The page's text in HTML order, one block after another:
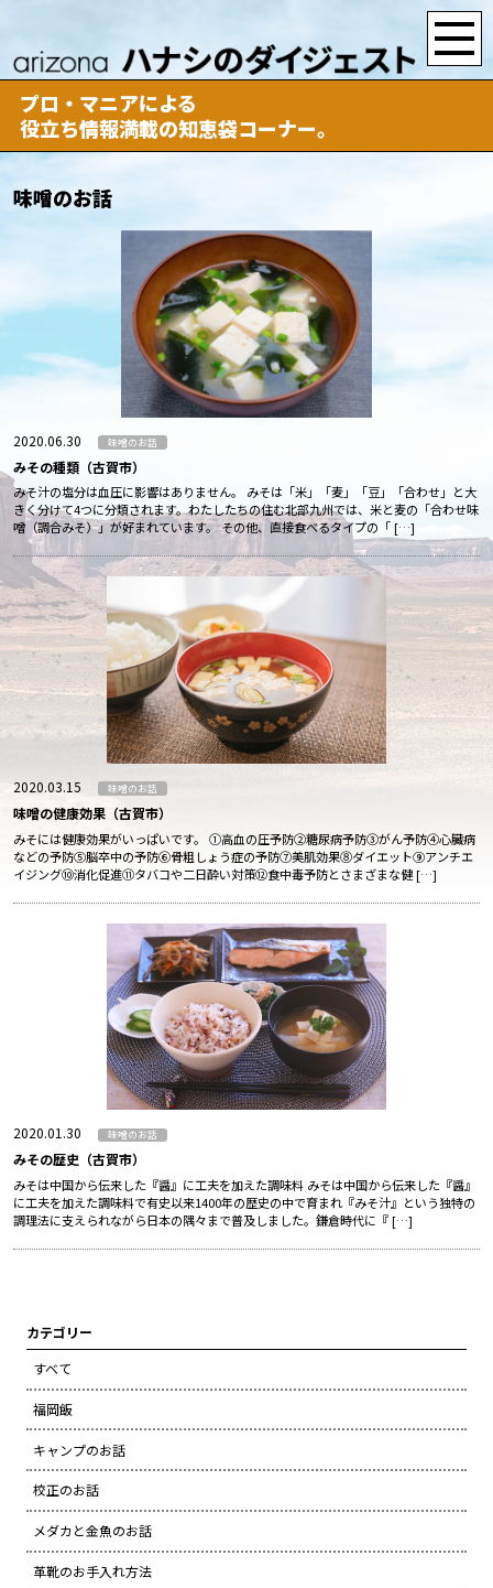
プロ・マニアによる
役立ち情報満載の知恵袋コーナー。
味噌のお話
2020.06.30 味噌のお話
みその種類（古賀市）
みそ汁の塩分は血圧に影響はありません。 みそは「米」「麦」「豆」「合わせ」と大
きく分けて4つに分類されます。わたしたちの住む北部九州では、米と麦の「合わせ味
噌（調合みそ）」が好まれています。 その他、直接食べるタイプの「 […]
2020.03.15 味噌のお話
味噌の健康効果（古賀市）
みそには健康効果がいっぱいです。 ①高血の圧予防②糖尿病予防③がん予防④心臓病
などの予防⑤脳卒中の予防⑥骨粗しょう症の予防⑦美肌効果⑧ダイエット⑨アンチエ
イジング⑩消化促進⑪タバコや二日酔い対策⑫食中毒予防とさまざまな健 […]
2020.01.30 味噌のお話
みその歴史（古賀市）
みそは中国から伝来した『醤』に工夫を加えた調味料 みそは中国から伝来した『醤』
に工夫を加えた調味料で有史以来1400年の歴史の中で育まれ『みそ汁』という独特の
調理法に支えられながら日本の隅々まで普及しました。鎌倉時代に『 […]
カテゴリー
すべて
福岡飯
キャンプのお話
校正のお話
メダカと金魚のお話
革靴のお手入れ方法